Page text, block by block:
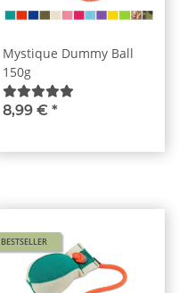
Mystique Dummy Ball
150g
8,99 € *
BESTSELLER